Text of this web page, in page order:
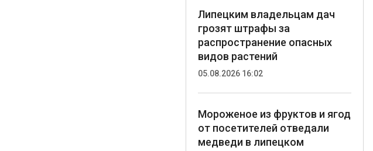
Липецким владельцам дач
грозят штрафы за
распространение опасных
видов растений
05.08.2026 16:02
Мороженое из фруктов и ягод
от посетителей отведали
медведи в липецком